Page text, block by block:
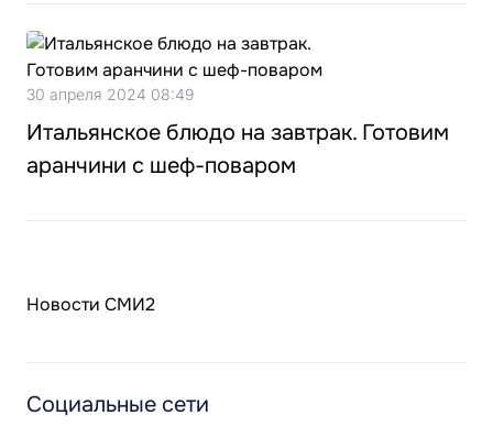
30 апреля 2024 08:49
Итальянское блюдо на завтрак. Готовим
аранчини с шеф-поваром
Новости СМИ2
Социальные сети